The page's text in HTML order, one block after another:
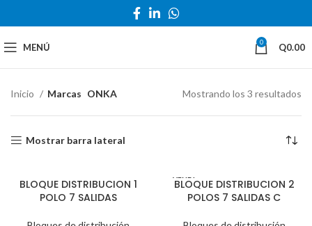
MENÚ 0 Q0.00
Inicio Marcas ONKA Mostrando los 3 resultados
Mostrar barra lateral
BLOQUE DISTRIBUCION 1
POLO 7 SALIDAS
VENDI
DO
BLOQUE DISTRIBUCION 2
POLOS 7 SALIDAS C